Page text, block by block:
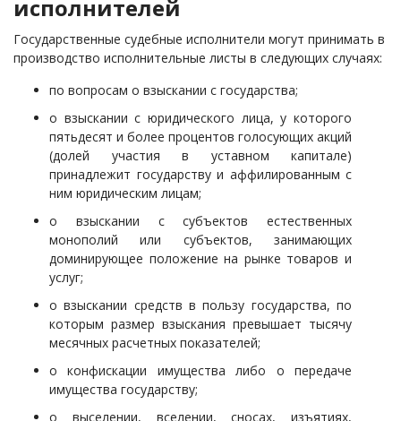
исполнителей
Государственные судебные исполнители могут принимать в
производство исполнительные листы в следующих случаях:
по вопросам о взыскании с государства;
о взыскании с юридического лица, у которого
пятьдесят и более процентов голосующих акций
(долей участия в уставном капитале)
принадлежит государству и аффилированным с
ним юридическим лицам;
о взыскании с субъектов естественных
монополий или субъектов, занимающих
доминирующее положение на рынке товаров и
услуг;
о взыскании средств в пользу государства, по
которым размер взыскания превышает тысячу
месячных расчетных показателей;
о конфискации имущества либо о передаче
имущества государству;
о выселении, вселении, сносах, изъятиях,